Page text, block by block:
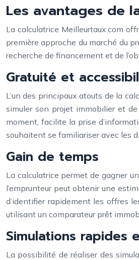
Les avantages de
La calculatrice Meilleurtaux.com
première approche du marché du
recherche de financement et de
Gratuité et
L’un des principaux atouts de la
simuler son projet immobilier et
moment, facilite la prise
souhaitent se familiariser avec les
Gain de temps
La calculatrice permet de gagner
l’emprunteur peut obtenir une
d’identifier rapidement les offres
utilisant un comparateur prêt
Simulations rapides
La possibilité de réaliser des